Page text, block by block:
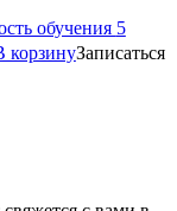
обучения 5
корзинуЗаписаться